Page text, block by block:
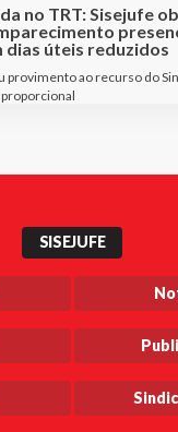
no TRT: Sisejufe
dias úteis reduzidos
provimento ao recurso do
SISEJUFE